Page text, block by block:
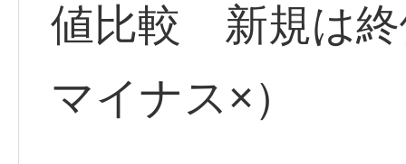
値比較 新規は
マイナス×）